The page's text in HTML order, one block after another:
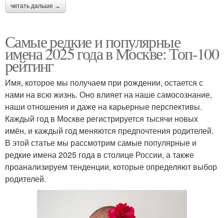
читать дальше →
Самые редкие и популярные
имена 2025 года в Москве: Топ-100
рейтинг
Имя, которое мы получаем при рождении, остается с
нами на всю жизнь. Оно влияет на наше самосознание,
наши отношения и даже на карьерные перспективы.
Каждый год в Москве регистрируется тысячи новых
имён, и каждый год меняются предпочтения родителей.
В этой статье мы рассмотрим самые популярные и
редкие имена 2025 года в столице России, а также
проанализируем тенденции, которые определяют выбор
родителей.